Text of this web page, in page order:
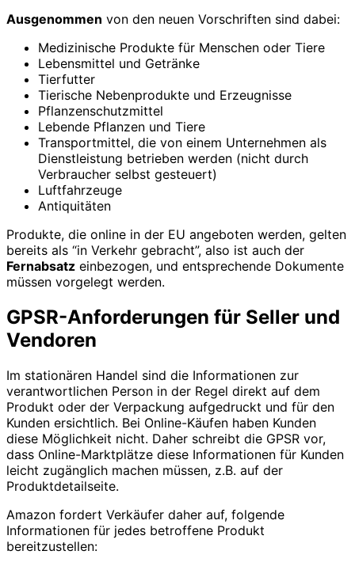
Ausgenommen von den neuen Vorschriften sind dabei:
Medizinische Produkte für Menschen oder Tiere
Lebensmittel und Getränke
Tierfutter
Tierische Nebenprodukte und Erzeugnisse
Pflanzenschutzmittel
Lebende Pflanzen und Tiere
Transportmittel, die von einem Unternehmen als
Dienstleistung betrieben werden (nicht durch
Verbraucher selbst gesteuert)
Luftfahrzeuge
Antiquitäten
Produkte, die online in der EU angeboten werden, gelten
bereits als “in Verkehr gebracht”, also ist auch der
Fernabsatz einbezogen, und entsprechende Dokumente
müssen vorgelegt werden.
GPSR-Anforderungen für Seller und
Vendoren
Im stationären Handel sind die Informationen zur
verantwortlichen Person in der Regel direkt auf dem
Produkt oder der Verpackung aufgedruckt und für den
Kunden ersichtlich. Bei Online-Käufen haben Kunden
diese Möglichkeit nicht. Daher schreibt die GPSR vor,
dass Online-Marktplätze diese Informationen für Kunden
leicht zugänglich machen müssen, z.B. auf der
Produktdetailseite.
Amazon fordert Verkäufer daher auf, folgende
Informationen für jedes betroffene Produkt
bereitzustellen: